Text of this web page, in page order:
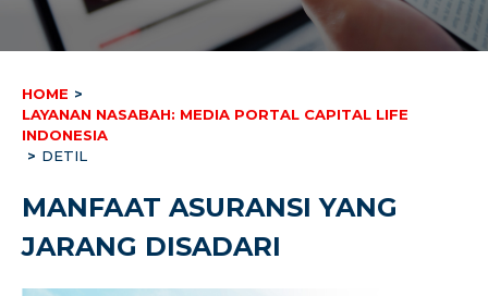
HOME >
LAYANAN NASABAH: MEDIA PORTAL CAPITAL LIFE
INDONESIA
> DETIL
MANFAAT ASURANSI YANG
JARANG DISADARI